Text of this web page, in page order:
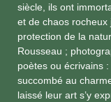
siècle, ils ont
et de chaos rocheux
protection de la
Rousseau ;
poètes ou écrivains
succombé au
laissé leur art s’y